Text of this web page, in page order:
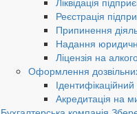
Реєстрація
Припинення
Надання
Ліцензія на
Оформлення
Акредитація на